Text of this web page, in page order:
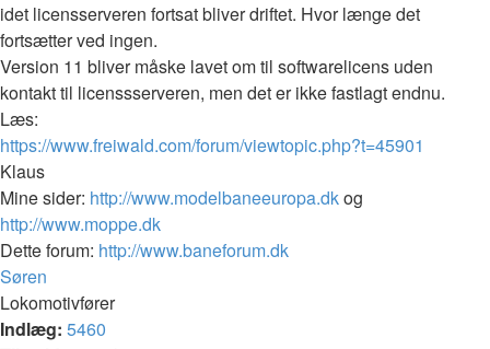
idet licensserveren fortsat bliver driftet. Hvor længe det
fortsætter ved ingen.
Version 11 bliver måske lavet om til softwarelicens uden
kontakt til licenssserveren, men det er ikke fastlagt endnu.
Læs:
https://www.freiwald.com/forum/viewtopic.php?t=45901
Klaus
Mine sider: http://www.modelbaneeuropa.dkog
http://www.moppe.dk
Dette forum: http://www.baneforum.dk
Top
Søren
Lokomotivfører
Indlæg: 5460